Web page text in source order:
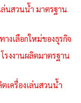
ล่นสวนน้ำ มาตรฐาน
างเลือกใหม่ของธุรกิจ
รงงานผลิตมาตรฐาน
เครื่องเล่นสวนน้ำ